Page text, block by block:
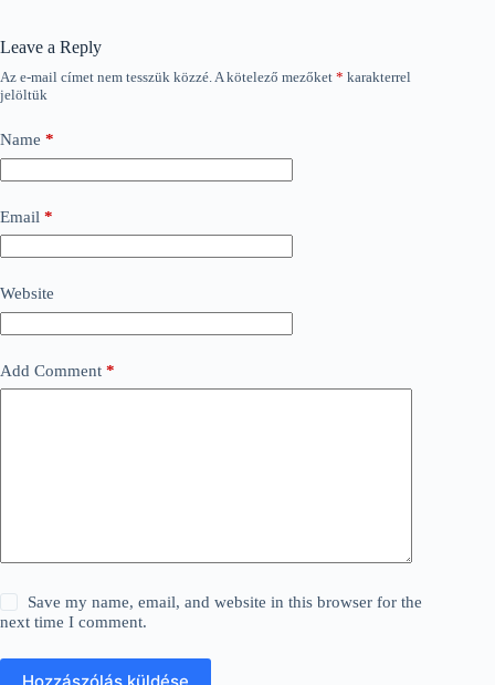
Leave a Reply
Az e-mail címet nem tesszük közzé.A kötelező mezőket * karakterrel
jelöltük
Name *
Email *
Website
Add Comment *
Save my name, email, and website in this browser for the
next time I comment.